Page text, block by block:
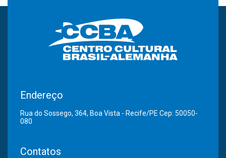
Endereço
Rua do Sossego, 364, Boa Vista - Recife/PE Cep: 50050-
080
Contatos